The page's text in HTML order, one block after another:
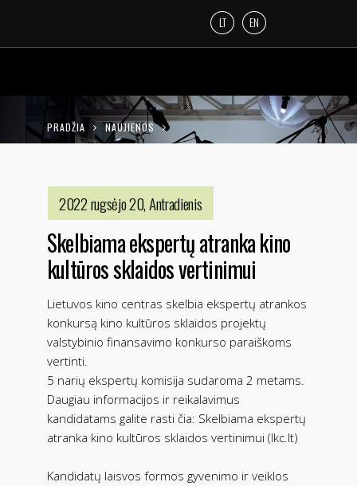
LT EN
PRADŽIA NAUJIENOS
KULTŪROS SKLAIDOS VERTINIMUI
2022 rugsėjo 20, Antradienis
Skelbiama ekspertų atranka kino
kultūros sklaidos vertinimui
Lietuvos kino centras skelbia ekspertų atrankos
konkursą kino kultūros sklaidos projektų
valstybinio finansavimo konkurso paraiškoms
vertinti.
5 narių ekspertų komisija sudaroma 2 metams.
Daugiau informacijos ir reikalavimus
kandidatams galite rasti čia: Skelbiama ekspertų
atranka kino kultūros sklaidos vertinimui (lkc.lt)
Kandidatų laisvos formos gyvenimo ir veiklos